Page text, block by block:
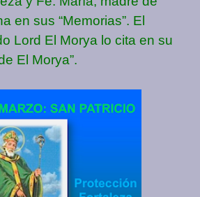
en sus “Memorias”. El
Lord El Morya lo cita en su
El Morya”.